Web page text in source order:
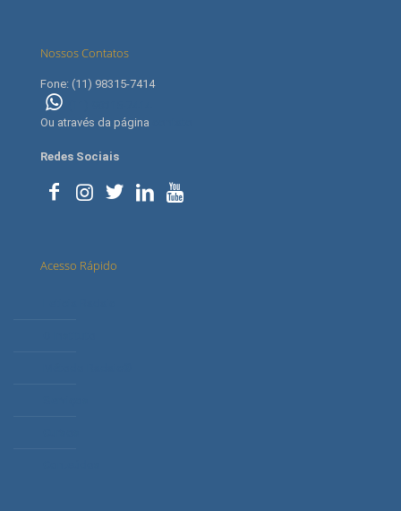
Nossos Contatos
Fone: (11) 98315-7414
Ou através da página
Redes Sociais
Acesso Rápido